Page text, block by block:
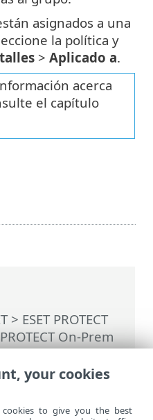
> ESET PROTECT
On-Prem
Menú principal
de una política a
asignados a una
la política y
> Aplicado a.
acerca
el capítulo
your cookies
to give you the best